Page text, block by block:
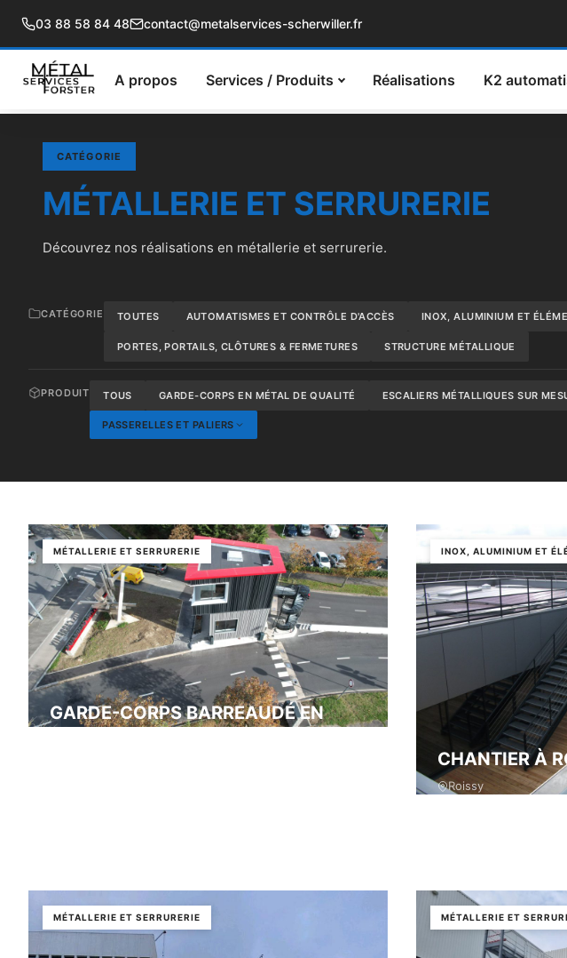
03 88 58 84 48 contact@metalservices-scherwiller.fr
A propos Services / Produits Réalisations K2
CATÉGORIE
MÉTALLERIE ET SERRURERIE
Découvrez nos réalisations en métallerie et serrurerie.
CATÉGORIE TOUTES AUTOMATISMES ET CONTRÔLE D'ACCÈS INOX, ALUMINIUM ET
PORTES, PORTAILS, CLÔTURES & FERMETURES STRUCTURE MÉTALLIQUE
PRODUIT TOUS GARDE-CORPS EN MÉTAL DE QUALITÉ ESCALIERS MÉTALLIQUES SUR
PASSERELLES ET PALIERS
MÉTALLERIE ET SERRURERIE
GARDE-CORPS BARREAUDÉ EN
INOX, ALUMINIUM ET
CHANTIER À
Roissy
MÉTALLERIE ET SERRURERIE MÉTALLERIE ET